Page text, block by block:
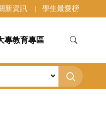
新資訊 學生最愛榜
專教育專區